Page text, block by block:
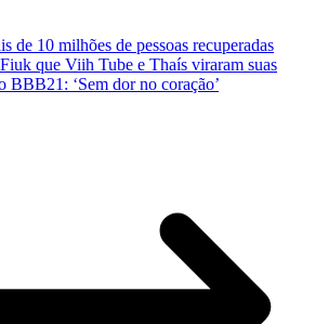
de 10 milhões de pessoas recuperadas
que Viih Tube e Thaís viraram suas
BBB21: ‘Sem dor no coração’